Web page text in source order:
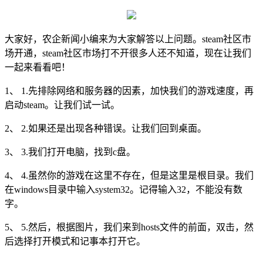
大家好，农企新闻小编来为大家解答以上问题。steam社区市
场开通，steam社区市场打不开很多人还不知道，现在让我们
一起来看看吧！
1、 1.先排除网络和服务器的因素，加快我们的游戏速度，再
启动steam。让我们试一试。
2、 2.如果还是出现各种错误。让我们回到桌面。
3、 3.我们打开电脑，找到c盘。
4、 4.虽然你的游戏在这里不存在，但是这里是根目录。我们
在windows目录中输入system32。记得输入32，不能没有数
字。
5、 5.然后，根据图片，我们来到hosts文件的前面，双击，然
后选择打开模式和记事本打开它。